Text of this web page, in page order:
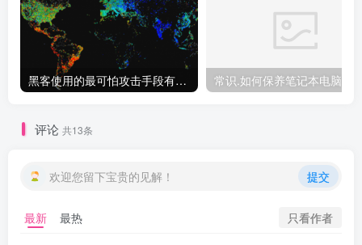
黑客使用的最可怕攻击手段有哪些? 常识.如何保养笔记本电脑！
评论 共13条
欢迎您留下宝贵的见解！ 提交
最新 最热 只看作者